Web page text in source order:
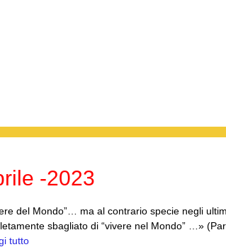
-2023
del Mondo”… ma al contrario specie negli
sbagliato di “vivere nel Mondo” …»
tutto